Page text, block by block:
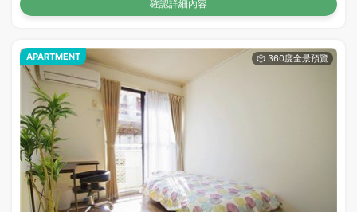
確認詳細內容
APARTMENT